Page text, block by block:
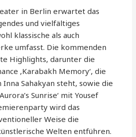
in Berlin erwartet das
und vielfältiges
klassische als auch
umfasst. Die kommenden
Highlights, darunter die
‚Karabakh Memory‘, die
Sahakyan steht, sowie die
Sunrise‘ mit Yousef
wird das
Weise die
Welten entführen.